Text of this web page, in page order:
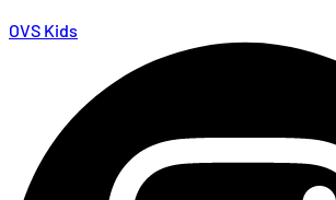
OVS Kids